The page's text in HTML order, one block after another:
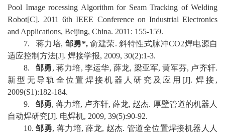
Pool Image rocessing Algorithm for Seam Tracking of Welding
Robot[C]. 2011 6th IEEE Conference on Industrial Electronics
and Applications, Beijing, China. 2011: 155-159.
7. 蒋力培, 邹勇*, 俞建荣. 斜特性式脉冲CO2焊电源自
适应控制方法[J]. 焊接学报, 2009, 30(2):1-3.
8. 邹勇, 蒋力培, 李运华, 薛龙, 梁亚军,黄军芬, 卢齐轩.
新型无导轨全位置焊接机器人研究及应用 [J].焊接 ,
2009(S1):182-184.
9. 邹勇,蒋力培, 卢齐轩,薛龙, 赵杰. 厚壁管道的机器人
自动焊研究[J]. 电焊机, 2009, 39(5):90-92.
10. 邹勇, 蒋力培,薛龙, 赵杰. 管道全位置焊接机器人人